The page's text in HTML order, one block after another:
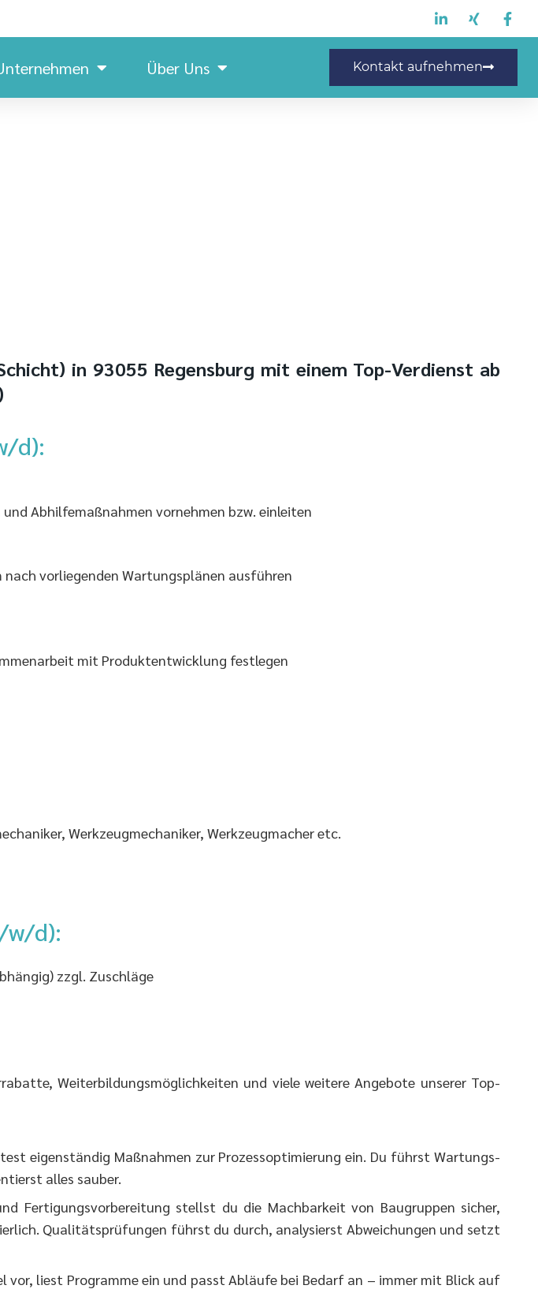
Über Uns Kontakt aufnehmen
in 93055 Regensburg mit einem Top-Verdienst ab
d):
Abhilfemaßnahmen vornehmen bzw. einleiten
vorliegenden Wartungsplänen ausführen
mit Produktentwicklung festlegen
Werkzeugmechaniker, Werkzeugmacher etc.
w/d):
zzgl. Zuschläge
Weiterbildungsmöglichkeiten und viele weitere Angebote unserer Top-
eigenständig Maßnahmen zur Prozessoptimierung ein. Du führst Wartungs-
alles sauber.
Fertigungsvorbereitung stellst du die Machbarkeit von Baugruppen sicher,
Qualitätsprüfungen führst du durch, analysierst Abweichungen und setzt
liest Programme ein und passt Abläufe bei Bedarf an – immer mit Blick auf